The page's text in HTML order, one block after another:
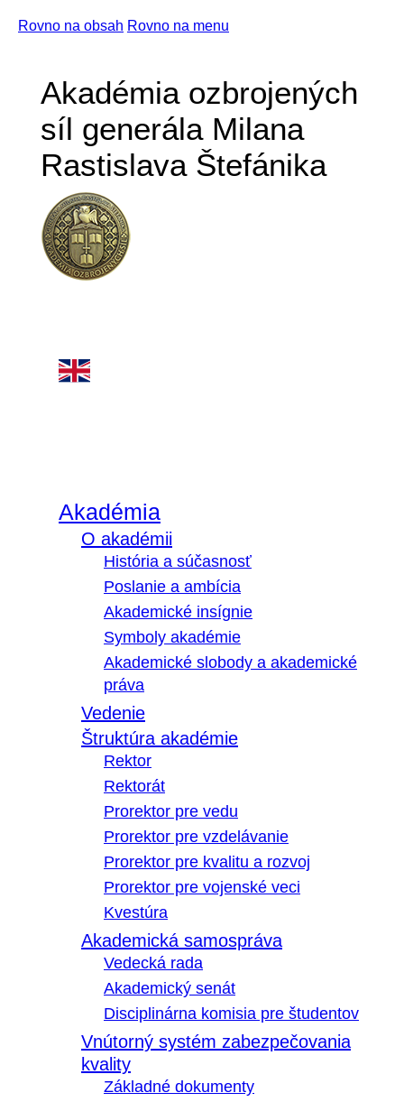
Rovno na obsah Rovno na menu
Akadémia ozbrojených
síl generála Milana
Rastislava Štefánika
Akadémia
O akadémii
História a súčasnosť
Poslanie a ambícia
Akademické insígnie
Symboly akadémie
Akademické slobody a akademické
práva
Vedenie
Štruktúra akadémie
Rektor
Rektorát
Prorektor pre vedu
Prorektor pre vzdelávanie
Prorektor pre kvalitu a rozvoj
Prorektor pre vojenské veci
Kvestúra
Akademická samospráva
Vedecká rada
Akademický senát
Disciplinárna komisia pre študentov
Vnútorný systém zabezpečovania
kvality
Základné dokumenty